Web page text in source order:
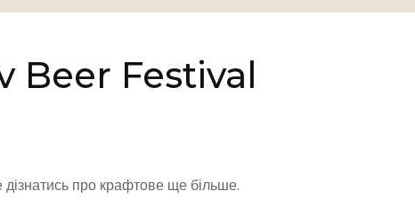
Beer Festival
про крафтове ще більше.